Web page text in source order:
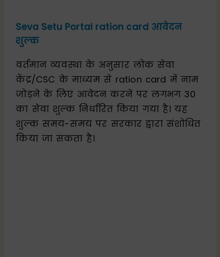
Seva Setu Portal ration card आवेदन
शुल्क
वर्तमान व्यवस्था के अनुसार लोक सेवा
केंद्र/CSC के माध्यम से ration card में नाम
जोड़ने के लिए आवेदन करने पर लगभग ₹30
का सेवा शुल्क निर्धारित किया गया है। यह
शुल्क समय-समय पर सरकार द्वारा संशोधित
किया जा सकता है।